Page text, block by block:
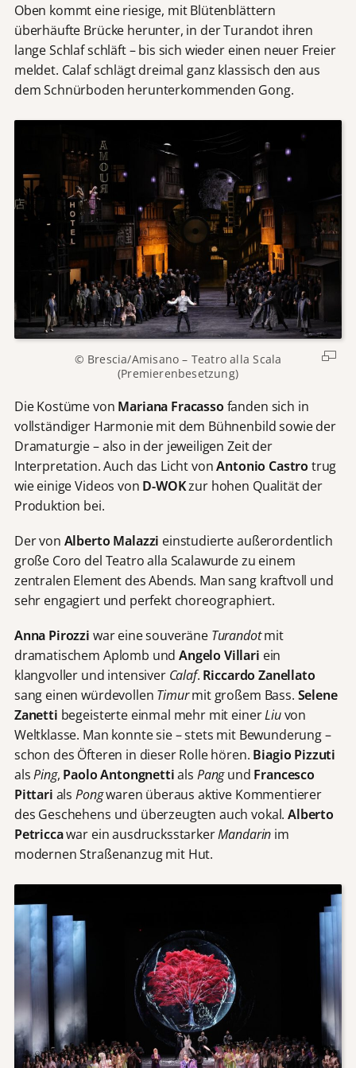
Oben kommt eine riesige, mit Blütenblättern
überhäufte Brücke herunter, in der Turandot ihren
lange Schlaf schläft – bis sich wieder einen neuer Freier
meldet. Calaf schlägt dreimal ganz klassisch den aus
dem Schnürboden herunterkommenden Gong.
© Brescia/Amisano – Teatro alla Scala
(Premierenbesetzung)
Die Kostüme von Mariana Fracasso fanden sich in
vollständiger Harmonie mit dem Bühnenbild sowie der
Dramaturgie – also in der jeweiligen Zeit der
Interpretation. Auch das Licht vonAntonio Castro trug
wie einige Videos von D-WOKzur hohen Qualität der
Produktion bei.
Der von Alberto Malazzi einstudierte außerordentlich
große Coro del Teatro alla Scalawurde zu einem
zentralen Element des Abends. Man sang kraftvoll und
sehr engagiert und perfekt choreographiert.
Anna Pirozzi war eine souveräne Turandotmit
dramatischem Aplomb undAngelo Villari ein
klangvoller und intensiver Calaf. Riccardo Zanellato
sang einen würdevollen Timurmit großem Bass. Selene
Zanetti begeisterte einmal mehr mit einerLiuvon
Weltklasse. Man konnte sie – stets mit Bewunderung –
schon des Öfteren in dieser Rolle hören. Biagio Pizzuti
alsPing, Paolo Antongnettials Pangund Francesco
Pittari als Pongwaren überaus aktive Kommentierer
des Geschehens und überzeugten auch vokal.Alberto
Petriccawar ein ausdrucksstarkerMandarin im
modernen Straßenanzug mit Hut.